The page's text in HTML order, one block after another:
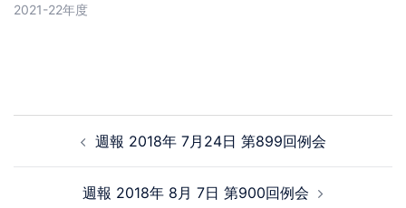
2021-22年度
週報 2018年 7月24日 第899回例会
週報 2018年 8月 7日 第900回例会